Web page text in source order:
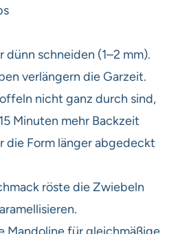
dünn schneiden (1–2 mm).
verlängern die Garzeit.
nicht ganz durch sind,
Minuten mehr Backzeit
die Form länger abgedeckt
röste die Zwiebeln